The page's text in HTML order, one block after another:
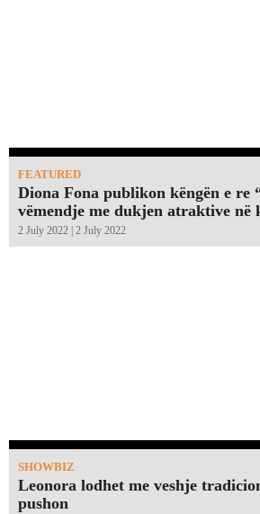
FEATURED
Diona Fona publikon këngën e re
vëmendje me dukjen atraktive në
2 July 2022 | 2 July 2022
SHOWBIZ
Leonora lodhet me veshje
pushon